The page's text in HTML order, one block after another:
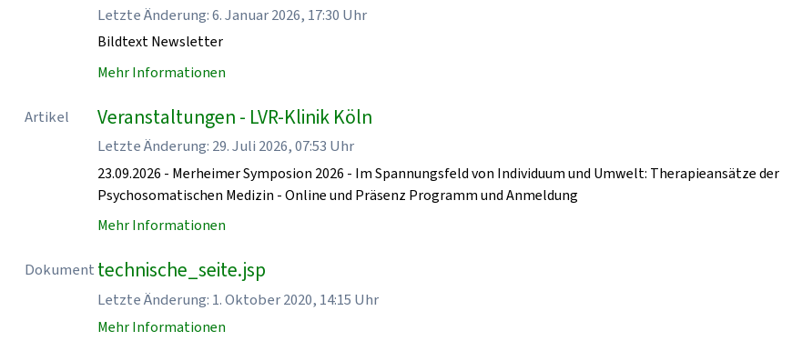
Letzte Änderung: 6. Januar 2026, 17:30 Uhr
Bildtext Newsletter
Mehr Informationen
Artikel Veranstaltungen - LVR-Klinik Köln
Letzte Änderung: 29. Juli 2026, 07:53 Uhr
23.09.2026 - Merheimer Symposion 2026 - Im Spannungsfeld von Individuum und Umwelt: Therapieansätze der
Psychosomatischen Medizin - Online und Präsenz Programm und Anmeldung
Mehr Informationen
Dokument technische_seite.jsp
Letzte Änderung: 1. Oktober 2020, 14:15 Uhr
Mehr Informationen